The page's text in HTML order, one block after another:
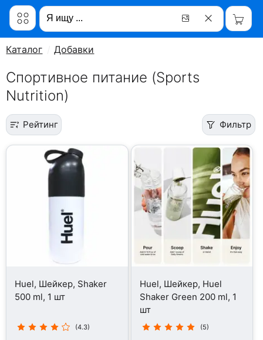
Каталог Добавки
Спортивное питание (Sports
Nutrition)
Рейтинг Фильтр
Huel, Шейкер, Shaker
500 ml, 1 шт
(4.3)
Huel, Шейкер, Huel
Shaker Green 200 ml, 1
шт
(5)